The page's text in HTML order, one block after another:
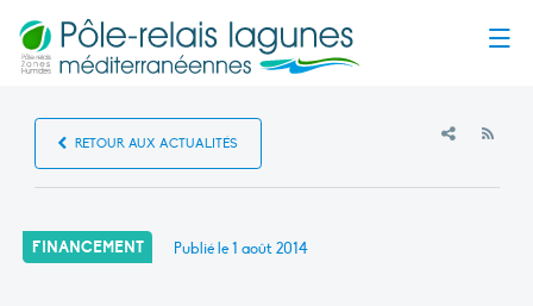
RETOUR AUX ACTUALITÉS
FINANCEMENT Publié le1 août 2014